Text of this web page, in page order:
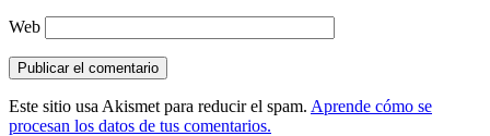
Web
Este sitio usa Akismet para reducir el spam. Aprende cómo se
procesan los datos de tus comentarios.